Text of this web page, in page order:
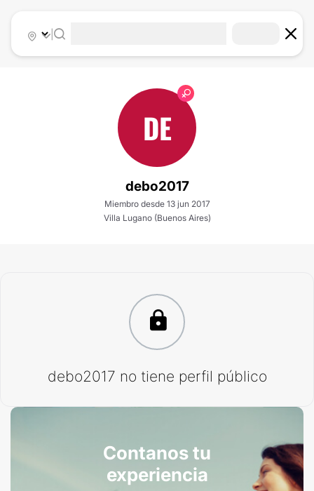
|
DE
debo2017
Miembro desde 13 jun 2017
Villa Lugano (Buenos Aires)
debo2017 no tiene perfil público
Contanos tu
experiencia